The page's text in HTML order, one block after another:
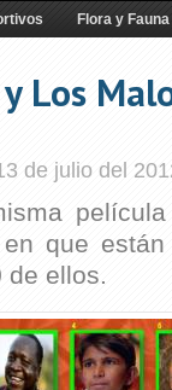
Flora y Fauna
Los
de julio del
que
de ellos.